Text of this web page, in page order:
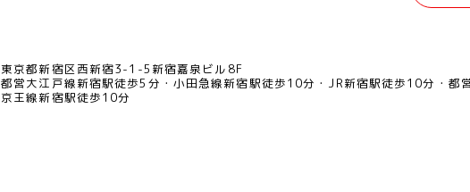
東京都新宿区西新宿3-1-5新宿嘉泉ビル8F
都営大江戸線新宿駅徒歩5分 小田急線新宿駅徒歩10分 JR新宿駅徒歩10分
都
京王線新宿駅徒歩10分